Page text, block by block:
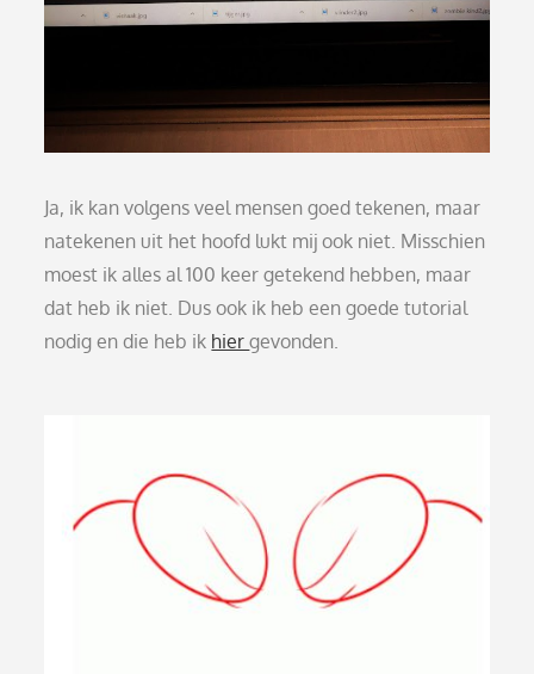
Ja, ik kan volgens veel mensen goed tekenen, maar
natekenen uit het hoofd lukt mij ook niet. Misschien
moest ik alles al 100 keer getekend hebben, maar
dat heb ik niet. Dus ook ik heb een goede tutorial
nodig en die heb ik hiergevonden.